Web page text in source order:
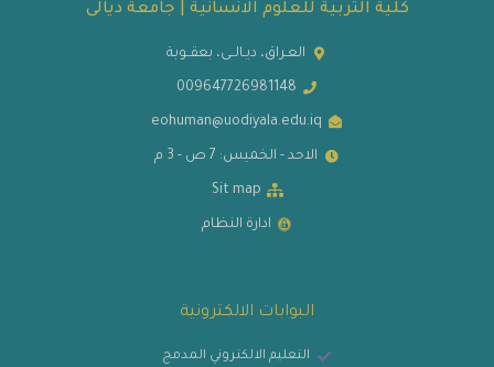
كلية التربية للعلوم الانسانية | جامعة ديالى
العـراق، ديـالــى، بعقــوبة
009647726981148
eohuman@uodiyala.edu.iq
الاحد - الخميس: 7 ص - 3 م
Sit map
ادارة النظام
البوابات الالكترونية
التعليم الالكتروني المدمج